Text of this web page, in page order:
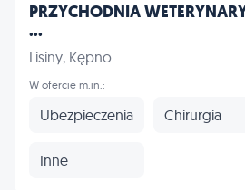
PRZYCHODNIA
...
Lisiny, Kępno
W ofercie m.in.:
Ubezpieczenia Chirurgia
Inne